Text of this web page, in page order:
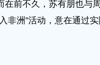
在前不久，苏有朋也与
洲”活动，意在通过实